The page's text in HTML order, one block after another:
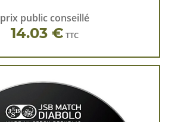
prix public conseillé
14.03 € TTC